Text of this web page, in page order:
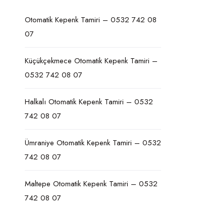
Otomatik Kepenk Tamiri – 0532 742 08
07
Küçükçekmece Otomatik Kepenk Tamiri –
0532 742 08 07
Halkalı Otomatik Kepenk Tamiri – 0532
742 08 07
Ümraniye Otomatik Kepenk Tamiri – 0532
742 08 07
Maltepe Otomatik Kepenk Tamiri – 0532
742 08 07